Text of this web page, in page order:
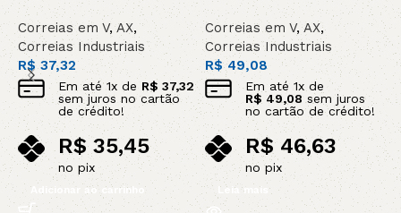
Correias em V,AX,
Correias Industriais
R$37,32
Em até1x de R$ 37,32
sem juros no cartão
de crédito!
R$35,45
no pix
Adicionar ao carrinho
Correias em V,AX,
Correias Industriais
R$49,08
Em até 1x de
R$ 49,08 sem juros
no cartão de crédito!
R$46,63
no pix
Leia mais